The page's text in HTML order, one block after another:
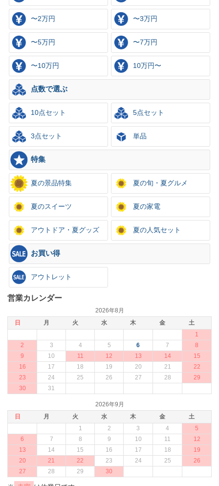
〜2万円 〜3万円
〜5万円 〜7万円
〜10万円 10万円〜
点数で選ぶ
10点セット 5点セット
3点セット 単品
特集
夏の景品特集 夏の旬・夏グルメ
夏のスイーツ 夏の家電
アウトドア・夏グッズ 夏の人気セット
お買い得
アウトレット
営業カレンダー
2026年8月
日
月 火 水 木 金
土
1
2
3 4 5 6 7
8
9
10 11 12 13 14
15
16
17 18 19 20 21
22
23
24 25 26 27 28
29
30
31
2026年9月
日
月 火 水 木 金
土
1
2 3 4
5
6
7 8 9 10 11
12
13
14 15 16 17 18
19
20
21 22 23 24 25
26
27
28 29 30